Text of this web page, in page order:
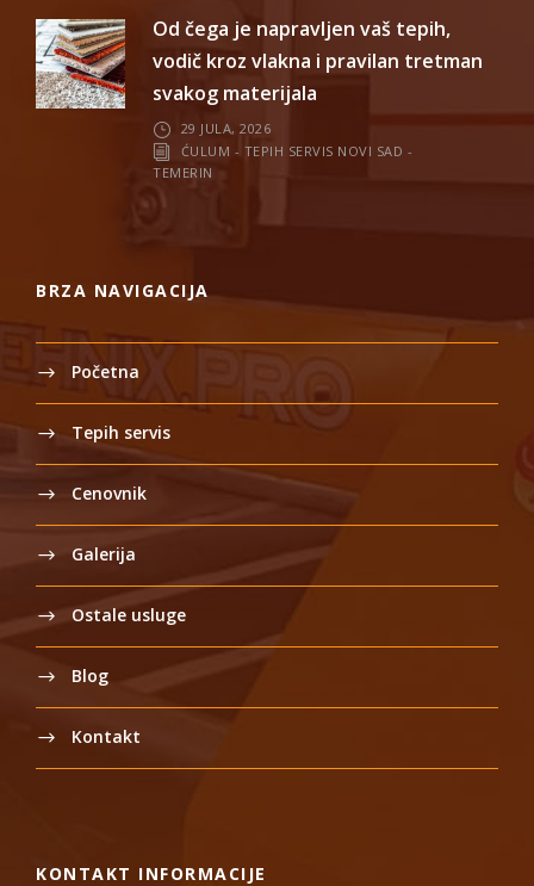
Od čega je napravljen vaš tepih,
vodič kroz vlakna i pravilan tretman
svakog materijala
29 JULA, 2026
ĆULUM - TEPIH SERVIS NOVI SAD -
TEMERIN
BRZA NAVIGACIJA
Početna
Tepih servis
Cenovnik
Galerija
Ostale usluge
Blog
Kontakt
KONTAKT INFORMACIJE